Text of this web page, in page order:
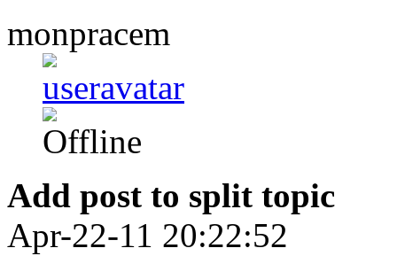
monpracem
Add post to split topic
Apr-22-11 20:22:52